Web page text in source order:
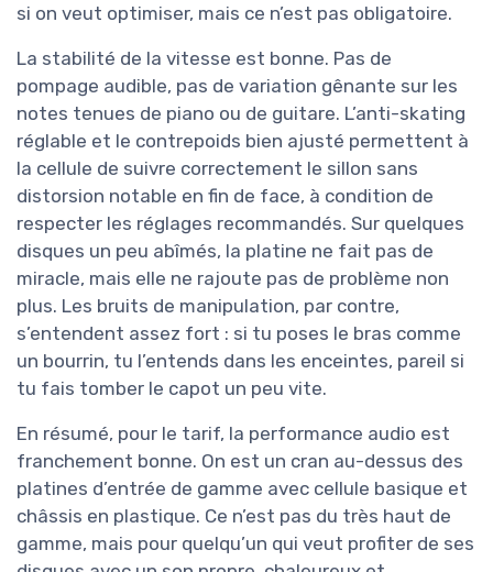
si on veut optimiser, mais ce n’est pas obligatoire.
La stabilité de la vitesse est bonne. Pas de
pompage audible, pas de variation gênante sur les
notes tenues de piano ou de guitare. L’anti-skating
réglable et le contrepoids bien ajusté permettent à
la cellule de suivre correctement le sillon sans
distorsion notable en fin de face, à condition de
respecter les réglages recommandés. Sur quelques
disques un peu abîmés, la platine ne fait pas de
miracle, mais elle ne rajoute pas de problème non
plus. Les bruits de manipulation, par contre,
s’entendent assez fort : si tu poses le bras comme
un bourrin, tu l’entends dans les enceintes, pareil si
tu fais tomber le capot un peu vite.
En résumé, pour le tarif, la performance audio est
franchement bonne. On est un cran au-dessus des
platines d’entrée de gamme avec cellule basique et
châssis en plastique. Ce n’est pas du très haut de
gamme, mais pour quelqu’un qui veut profiter de ses